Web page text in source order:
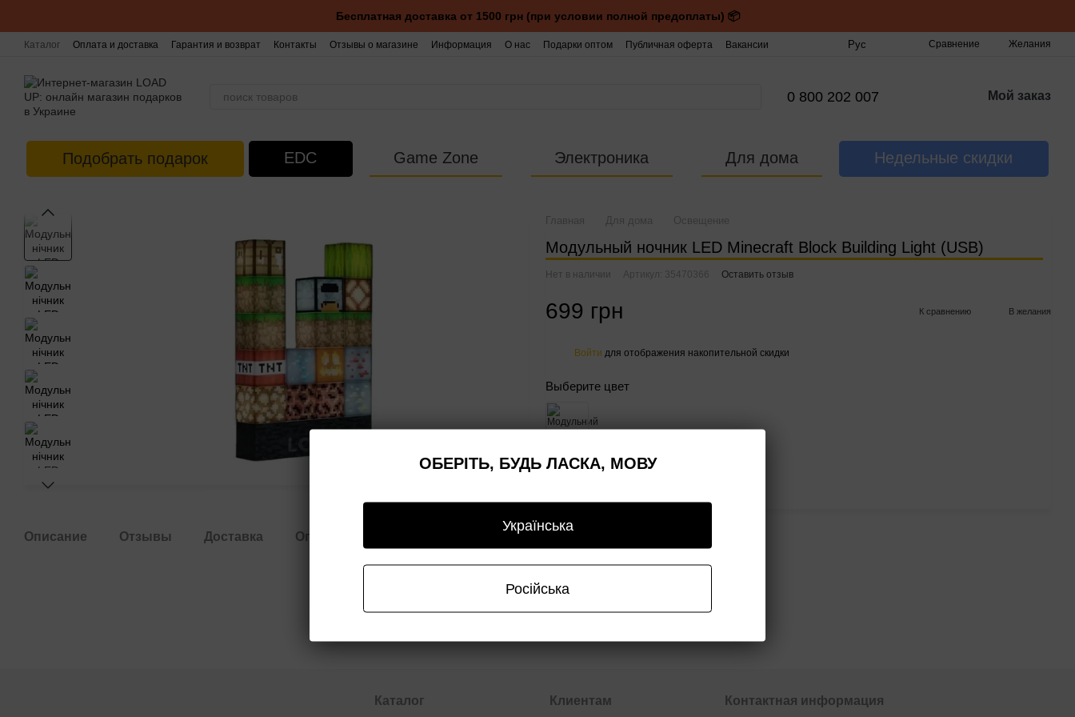
Бесплатная доставка от 1500 грн (при условии полной предоплаты) 📦
Каталог Оплата и доставка Гарантия и возврат Контакты Отзывы о магазине Информация О нас Подарки оптом Публичная оферта Вакансии Рус Сравнение Желания
0 800 202 007 Мой заказ
Подобрать подарок EDC Game Zone Электроника Для дома Недельные скидки
Главная Для дома Освещение
Модульный ночник LED Minecraft Block Building Light (USB)
Нет в наличии Артикул: 35470366 Оставить отзыв
699 грн К сравнению В желания
Войти для отображения накопительной скидки
Выберите цвет
Описание Отзывы Доставка Оплата Опт/дроп
Каталог Клиентам Контактная информация
ОБЕРІТЬ, БУДЬ ЛАСКА, МОВУ
Українська
Російська